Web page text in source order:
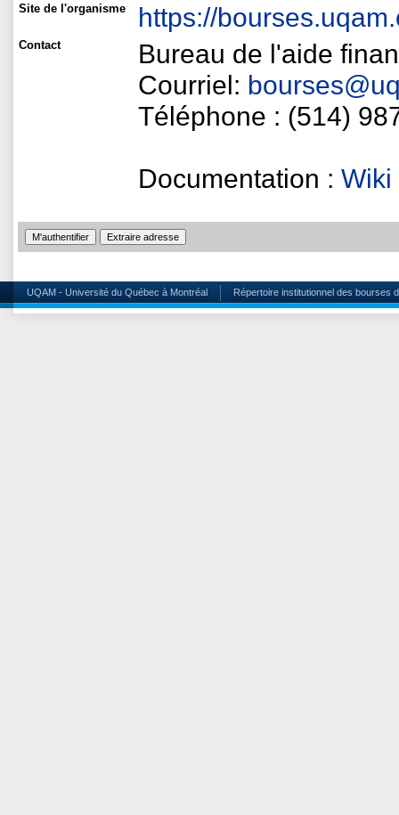
Site de l'organisme
https://
Contact
Bureau de l'aide
Courriel:
Téléphone : (514)
Documentation : Wiki
UQAM - Université du Québec à Montréal Répertoire institutionnel des bourses